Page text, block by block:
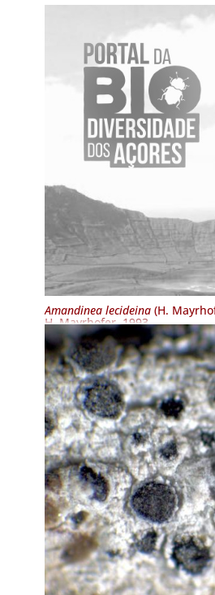
Amandinea lecideina(H.
H. Mayrhofer, 1993